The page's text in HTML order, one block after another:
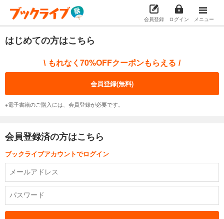
会員登録 ログイン メニュー
はじめての方はこちら
\ もれなく70%OFFクーポンもらえる /
会員登録(無料)
※電子書籍のご購入には、会員登録が必要です。
会員登録済の方はこちら
ブックライブアカウントでログイン